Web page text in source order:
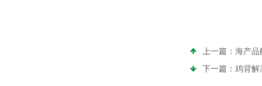
上一篇： 海产品
下一篇： 鸡背解